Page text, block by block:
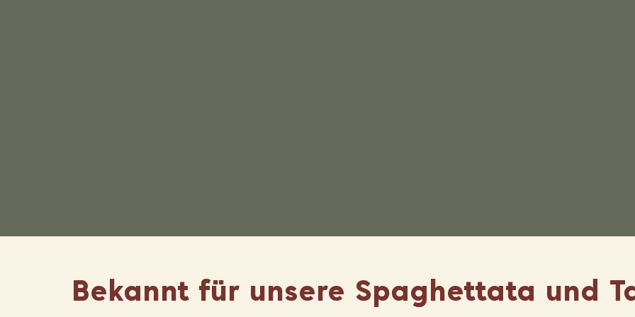
Bekannt für unsere Spaghettata und